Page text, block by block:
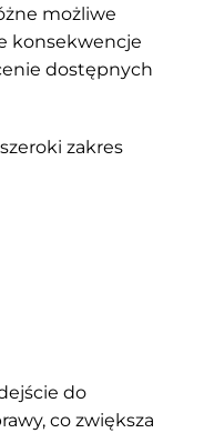
możliwe
konsekwencje
dostępnych
zakres
do
co zwiększa